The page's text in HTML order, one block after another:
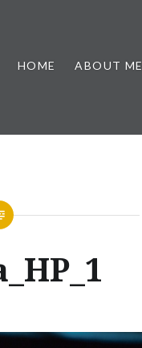
HOME ABOUT ME